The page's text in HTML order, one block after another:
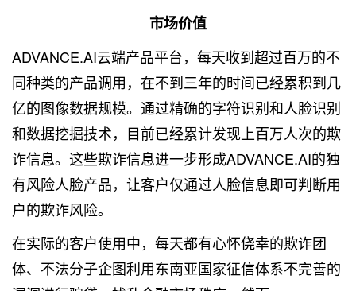
市场价值
ADVANCE.AI云端产品平台，每天收到超过百万的不
同种类的产品调用，在不到三年的时间已经累积到几
亿的图像数据规模。通过精确的字符识别和人脸识别
和数据挖掘技术，目前已经累计发现上百万人次的欺
诈信息。这些欺诈信息进一步形成ADVANCE.AI的独
有风险人脸产品，让客户仅通过人脸信息即可判断用
户的欺诈风险。
在实际的客户使用中，每天都有心怀侥幸的欺诈团
体、不法分子企图利用东南亚国家征信体系不完善的